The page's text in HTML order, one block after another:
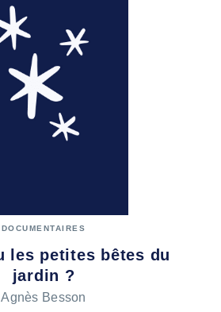
DOCUMENTAIRES
les petites bêtes du
jardin ?
Agnès Besson